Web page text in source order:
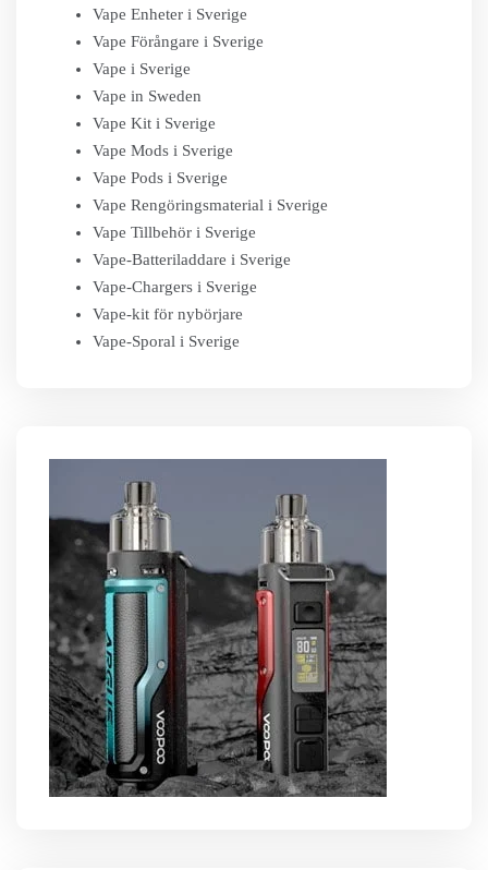
Vape Enheter i Sverige
Vape Förångare i Sverige
Vape i Sverige
Vape in Sweden
Vape Kit i Sverige
Vape Mods i Sverige
Vape Pods i Sverige
Vape Rengöringsmaterial i Sverige
Vape Tillbehör i Sverige
Vape-Batteriladdare i Sverige
Vape-Chargers i Sverige
Vape-kit för nybörjare
Vape-Sporal i Sverige